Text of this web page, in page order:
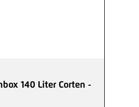
140 Liter Corten -